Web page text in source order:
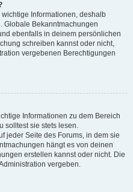
Informationen, deshalb
Globale Bekanntmachungen
ebenfalls in deinem persönlichen
schreiben kannst oder nicht,
vergebenen Berechtigungen
Informationen zu dem Bereich
solltest sie stets lesen.
jeder Seite des Forums, in dem sie
hängt es von deinen
erstellen kannst oder nicht. Die
vergeben.